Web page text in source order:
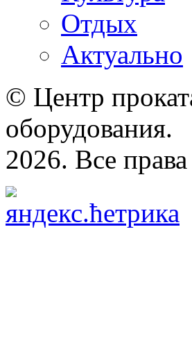
Отдых
Актуально
© Центр
оборудования.
2026. Все